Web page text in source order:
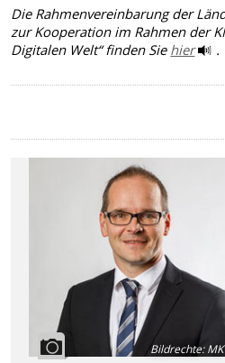
Die Rahmenvereinbarung der
zur Kooperation im Rahmen der
Digitalen Welt“ finden Sie hier .
Bildrechte:MK